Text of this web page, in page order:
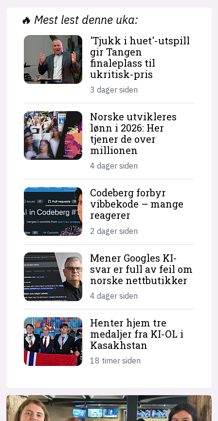
🔥 Mest lest denne uka:
'Tjukk i huet'-utspill
gir Tangen
finaleplass til
ukritisk-pris
3 dager siden
Norske utvikleres
lønn i 2026: Her
tjener de over
millionen
4 dager siden
Codeberg forbyr
vibbekode – mange
reagerer
2 dager siden
Mener Googles KI-
svar er full av feil om
norske nettbutikker
4 dager siden
Henter hjem tre
medaljer fra KI-OL i
Kasakhstan
18 timer siden